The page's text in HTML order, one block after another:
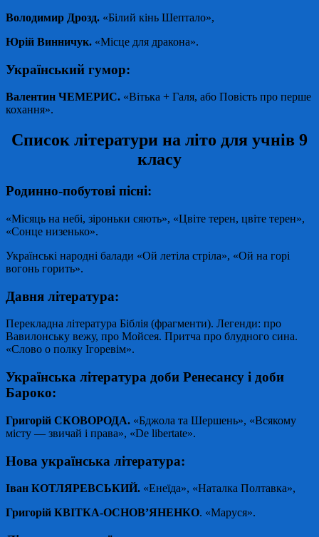
Володимир Дрозд. «Білий кінь Шептало»,
Юрій Винничук. «Місце для дракона».
Український гумор:
Валентин ЧЕМЕРИС. «Вітька + Галя, або Повість про перше
кохання».
Список літератури на літо для учнів 9
класу
Родинно-побутові пісні:
«Місяць на небі, зiроньки сяють», «Цвіте терен, цвіте терен»,
«Сонце низенько».
Українські народні балади «Ой летіла стріла», «Ой на горі
вогонь горить».
Давня література:
Перекладна література Біблія (фрагменти). Легенди: про
Вавилонську вежу, про Мойсея. Притча про блудного сина.
«Слово о полку Ігоревім».
Українська література доби Ренесансу і доби
Бароко:
Григорій СКОВОРОДА. «Бджола та Шершень», «Всякому
місту — звичай і права», «De libertate».
Нова українська література:
Іван КОТЛЯРЕВСЬКИЙ. «Енеїда», «Наталка Полтавка»,
Григорій КВІТКА-ОСНОВ’ЯНЕНКО. «Маруся».